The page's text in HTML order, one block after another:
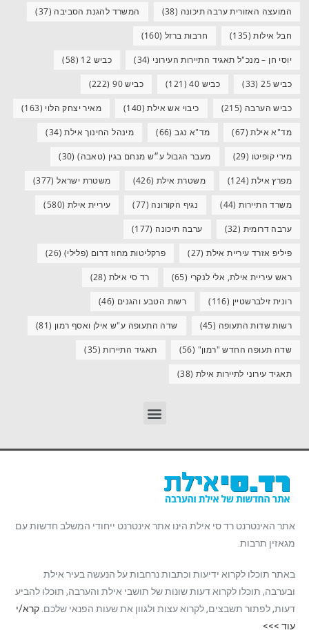
המועצה האזורית ערבה תיכונה (38) המשרד להגנת הסביבה (37)
חבל אילות(135) חרבות ברזל (160)
יוסי חן – מנכ"ל תאגיד התיירות העירוני (34) כביש 12 (58)
כביש 25 (33) כביש 40 (121) כביש 90 (222)
כביש הערבה (215) כיבוי אש אילת(140) מאיר יצחק הלוי (163)
מד"א אילת(67) מד"א נגב(66) מינהל החינוך אילת(34)
מירי קופיטו (29) מעבר הגבול ע״ש מנחם בגין (טאבה)(30)
מפרץ אילת(124) משטרת אילת (426) משטרת ישראל(377)
משרד התיירות(44) נגיף הקורונה (77) עיריית אילת (580)
ערבה דרומית (32) ערבה תיכונה (177)
פיליפ אזרד עיריית אילת(27) פרקליטות מחוז דרום (פלילי) (26)
ראש עיריית אילת, אלי לנקרי (65) רד סי אילת (28)
רונית זילברשטיין (116) רשות הטבע והגנים (46)
רשות שדות התעופה (45) שדה התעופה ע"ש אילן ואסף רמון (81)
שדה תעופה החדש "רמון" (56) תאגיד התיירות(35)
תאגיד עירוני לתיירות אילת (38)
אתר האינטרנט רד סי אילת הינו אתר אינטרנט ייחודי המשלב חדשות עם
מגאזין תרבות.
באתר תוכלו לקרוא ידיעות וכתבות נרחבות על הנעשה בעיר אילת
ובערבה, תוכלו לקרוא דעות שונות של תושבי אילת והערבה, תוכלו להביע
דעות, לפתור תשבצים, לקרוא עצות ולגוון את שעות הפנאי שלכם. קרא/י
עוד >>>